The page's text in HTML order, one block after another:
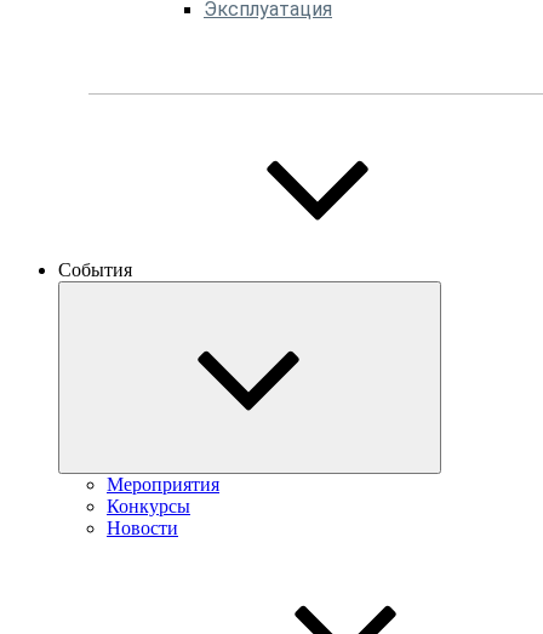
Эксплуатация
События
Мероприятия
Конкурсы
Новости